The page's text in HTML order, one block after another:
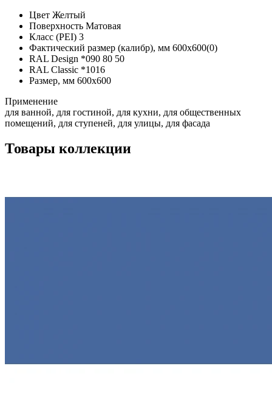
Цвет Желтый
Поверхность Матовая
Класс (PEI) 3
Фактический размер (калибр), мм 600x600(0)
RAL Design *090 80 50
RAL Classic *1016
Размер, мм 600х600
Применение
для ванной, для гостиной, для кухни, для общественных
помещений, для ступеней, для улицы, для фасада
Товары коллекции